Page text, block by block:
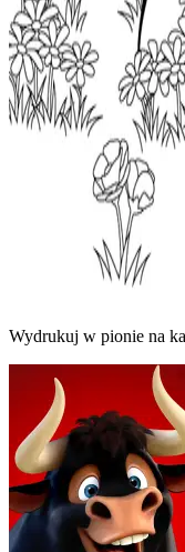
Wydrukuj w pionie na